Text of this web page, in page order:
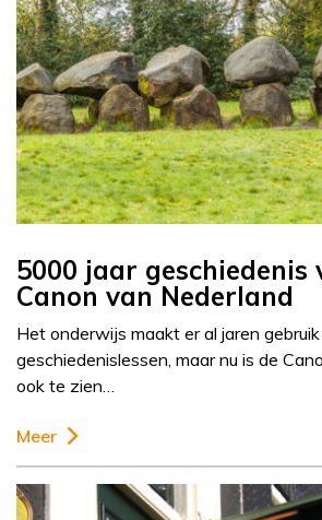
5000 jaar geschiedenis
Canon van Nederland
Het onderwijs maakt er al jaren
geschiedenislessen, maar nu is de
ook te zien…
Meer